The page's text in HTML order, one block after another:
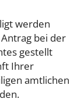
werden
bei der
gestellt
Ihrer
amtlichen